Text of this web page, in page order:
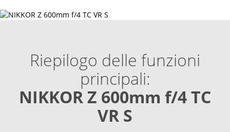
Riepilogo delle funzioni
principali:
NIKKOR Z 600mm f/4 TC
VR S